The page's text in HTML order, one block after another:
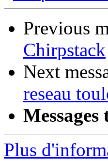
Previous
Chirpstack
Next
reseau
Plus